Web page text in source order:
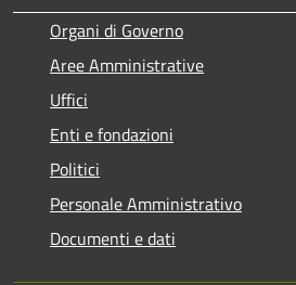
Organi di Governo
Aree Amministrative
Uffici
Enti e fondazioni
Politici
Personale Amministrativo
Documenti e dati